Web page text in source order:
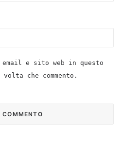
e sito web in questo
che commento.